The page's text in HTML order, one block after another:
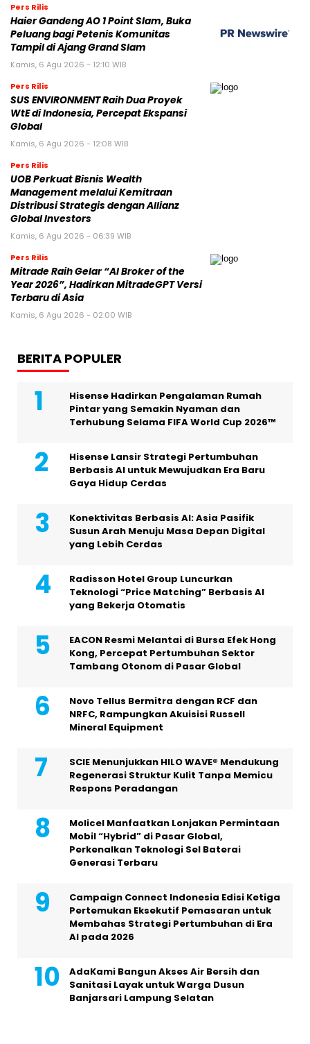
Pers Rilis
Haier Gandeng AO 1 Point Slam, Buka
Peluang bagi Petenis Komunitas
Tampil di Ajang Grand Slam
Kamis, 6 Agu 2026 - 12:10 WIB
Pers Rilis
SUS ENVIRONMENT Raih Dua Proyek
WtE di Indonesia, Percepat Ekspansi
Global
Kamis, 6 Agu 2026 - 12:08 WIB
Pers Rilis
UOB Perkuat Bisnis Wealth
Management melalui Kemitraan
Distribusi Strategis dengan Allianz
Global Investors
Kamis, 6 Agu 2026 - 06:39 WIB
Pers Rilis
Mitrade Raih Gelar “AI Broker of the
Year 2026”, Hadirkan MitradeGPT Versi
Terbaru di Asia
Kamis, 6 Agu 2026 - 02:00 WIB
BERITA POPULER
Hisense Hadirkan Pengalaman Rumah
Pintar yang Semakin Nyaman dan
Terhubung Selama FIFA World Cup 2026™
Hisense Lansir Strategi Pertumbuhan
Berbasis AI untuk Mewujudkan Era Baru
Gaya Hidup Cerdas
Konektivitas Berbasis AI: Asia Pasifik
Susun Arah Menuju Masa Depan Digital
yang Lebih Cerdas
Radisson Hotel Group Luncurkan
Teknologi “Price Matching” Berbasis AI
yang Bekerja Otomatis
EACON Resmi Melantai di Bursa Efek Hong
Kong, Percepat Pertumbuhan Sektor
Tambang Otonom di Pasar Global
Novo Tellus Bermitra dengan RCF dan
NRFC, Rampungkan Akuisisi Russell
Mineral Equipment
SCIE Menunjukkan HILO WAVE® Mendukung
Regenerasi Struktur Kulit Tanpa Memicu
Respons Peradangan
Molicel Manfaatkan Lonjakan Permintaan
Mobil “Hybrid” di Pasar Global,
Perkenalkan Teknologi Sel Baterai
Generasi Terbaru
Campaign Connect Indonesia Edisi Ketiga
Pertemukan Eksekutif Pemasaran untuk
Membahas Strategi Pertumbuhan di Era
AI pada 2026
AdaKami Bangun Akses Air Bersih dan
Sanitasi Layak untuk Warga Dusun
Banjarsari Lampung Selatan